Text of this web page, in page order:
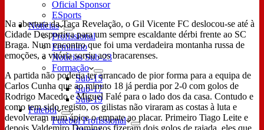
Oficial Sponsor
ESports
Notícias
Profissional
Feminino
Notícias Sub-23
Formação
Sub-15
Sub-17
Sub-19
Futebol
Futebol Profissional
Na abertura da Taça Revelação, o Gil Vicente FC deslocou-se até à
Cidade Desportiva para um sempre escaldante dérbi frente ao SC
Braga. Num encontro que foi uma verdadeira montanha russa de
emoções, a vitória sorriu aos bracarenses.
A partida não poderia ter arrancado de pior forma para a equipa de
Carlos Cunha que ao minuto 18 já perdia por 2-0 com golos de
Rodrigo Macedo e Miguel Falé para o lado dos da casa. Contudo e
como tem sido registo, os gilistas não viraram as costas à luta e
devolveram num ápice o empate ao placar. Primeiro Tiago Leite e
depois Valdemiro Domingos fizeram dois golos de rajada, eles que